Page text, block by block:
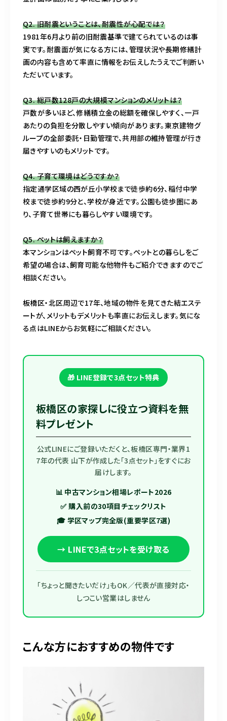
Q2. 旧耐震ということは、耐震性が心配では？
1981年6月より前の旧耐震基準で建てられているのは事
実です。耐震面が気になる方には、管理状況や長期修繕計
画の内容も含めて率直に情報をお伝えしたうえでご判断い
ただいています。
Q3. 総戸数128戸の大規模マンションのメリットは？
戸数が多いほど、修繕積立金の総額を確保しやすく、一戸
あたりの負担を分散しやすい傾向があります。東京建物グ
ループの全部委託・日勤管理で、共用部の維持管理が行き
届きやすいのもメリットです。
Q4. 子育て環境はどうですか？
指定通学区域の西が丘小学校まで徒歩約6分、稲付中学
校まで徒歩約9分と、学校が身近です。公園も徒歩圏にあ
り、子育て世帯にも暮らしやすい環境です。
Q5. ペットは飼えますか？
本マンションはペット飼育不可です。ペットとの暮らしをご
希望の場合は、飼育可能な他物件もご紹介できますのでご
相談ください。
板橋区・北区周辺で17年、地域の物件を見てきた結エステ
ートが、メリットもデメリットも率直にお伝えします。気にな
る点はLINEからお気軽にご相談ください。
🎁 LINE登録で3点セット特典
板橋区の家探しに役立つ資料を無
料プレゼント
公式LINEにご登録いただくと、板橋区専門・業界1
7年の代表 山下が作成した「3点セット」をすぐにお
届けします。
📊 中古マンション相場レポート2026
✅ 購入前の30項目チェックリスト
🎓 学区マップ完全版(重要学区7選)
→ LINEで3点セットを受け取る
「ちょっと聞きたいだけ」もOK／代表が直接対応・
しつこい営業はしません
こんな方におすすめの物件です